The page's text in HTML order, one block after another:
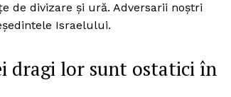
de divizare şi ură. Adversarii noştri
Israelului.
dragi lor sunt ostatici în